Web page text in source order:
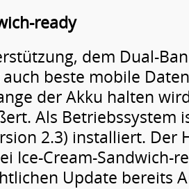
ready
dem Dual-
beste mobile
der Akku halten
Als Betriebssystem
2.3) installiert. Der
Ice-Cream-Sandwich-
Update bereits